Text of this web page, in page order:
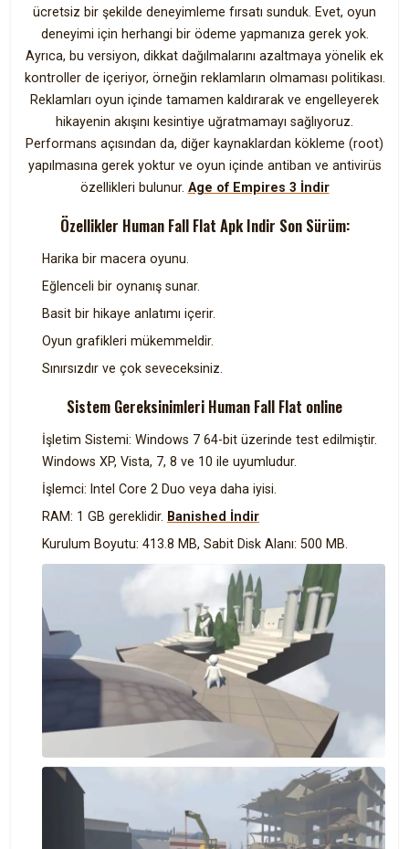
ücretsiz bir şekilde deneyimleme fırsatı sunduk. Evet, oyun
deneyimi için herhangi bir ödeme yapmanıza gerek yok.
Ayrıca, bu versiyon, dikkat dağılmalarını azaltmaya yönelik ek
kontroller de içeriyor, örneğin reklamların olmaması politikası.
Reklamları oyun içinde tamamen kaldırarak ve engelleyerek
hikayenin akışını kesintiye uğratmamayı sağlıyoruz.
Performans açısından da, diğer kaynaklardan kökleme (root)
yapılmasına gerek yoktur ve oyun içinde antiban ve antivirüs
özellikleri bulunur. Age of Empires 3 İndir
Özellikler Human Fall Flat Apk Indir Son Sürüm:
Harika bir macera oyunu.
Eğlenceli bir oynanış sunar.
Basit bir hikaye anlatımı içerir.
Oyun grafikleri mükemmeldir.
Sınırsızdır ve çok seveceksiniz.
Sistem Gereksinimleri Human Fall Flat online
İşletim Sistemi: Windows 7 64-bit üzerinde test edilmiştir.
Windows XP, Vista, 7, 8 ve 10 ile uyumludur.
İşlemci: Intel Core 2 Duo veya daha iyisi.
RAM: 1 GB gereklidir. Banished İndir
Kurulum Boyutu: 413.8 MB, Sabit Disk Alanı: 500 MB.